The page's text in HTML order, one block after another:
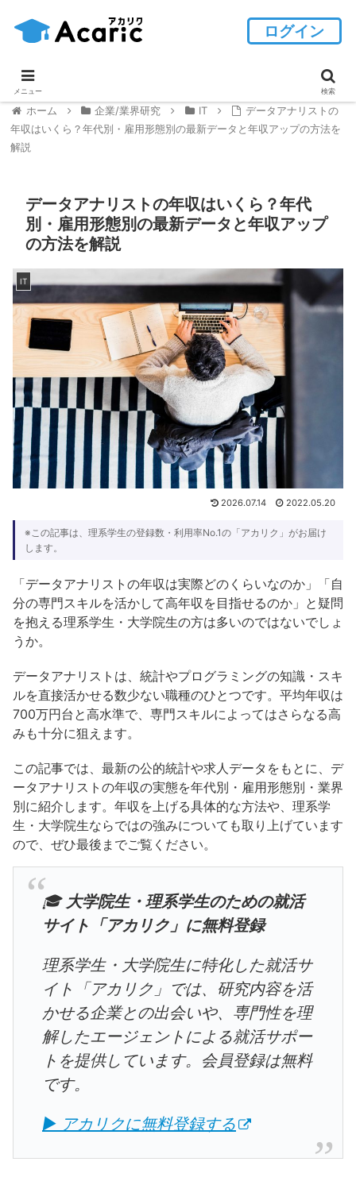
ホーム 企業/業界研究 IT
データアナリストの
年収はいくら？年代別・雇用形態別の最新データと年収アップの方法を
解説
データアナリストの年収はいくら？年代
別・雇用形態別の最新データと年収アップ
の方法を解説
IT
2026.07.14 2022.05.20
※この記事は、理系学生の登録数・利用率No.1の「アカリク」がお届け
します。
「データアナリストの年収は実際どのくらいなのか」「自
分の専門スキルを活かして高年収を目指せるのか」と疑問
を抱える理系学生・大学院生の方は多いのではないでしょ
うか。
データアナリストは、統計やプログラミングの知識・スキ
ルを直接活かせる数少ない職種のひとつです。平均年収は
700万円台と高水準で、専門スキルによってはさらなる高
みも十分に狙えます。
この記事では、最新の公的統計や求人データをもとに、デ
ータアナリストの年収の実態を年代別・雇用形態別・業界
別に紹介します。年収を上げる具体的な方法や、理系学
生・大学院生ならではの強みについても取り上げています
ので、ぜひ最後までご覧ください。
🎓 大学院生・理系学生のための就活
サイト「アカリク」に無料登録
理系学生・大学院生に特化した就活サ
イト「アカリク」では、研究内容を活
かせる企業との出会いや、専門性を理
解したエージェントによる就活サポー
トを提供しています。会員登録は無料
です。
▶ アカリクに無料登録する
ログイン
メニュー 検索